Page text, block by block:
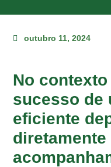
outubro 11, 2024
No
sucesso de
eficiente
diretamente